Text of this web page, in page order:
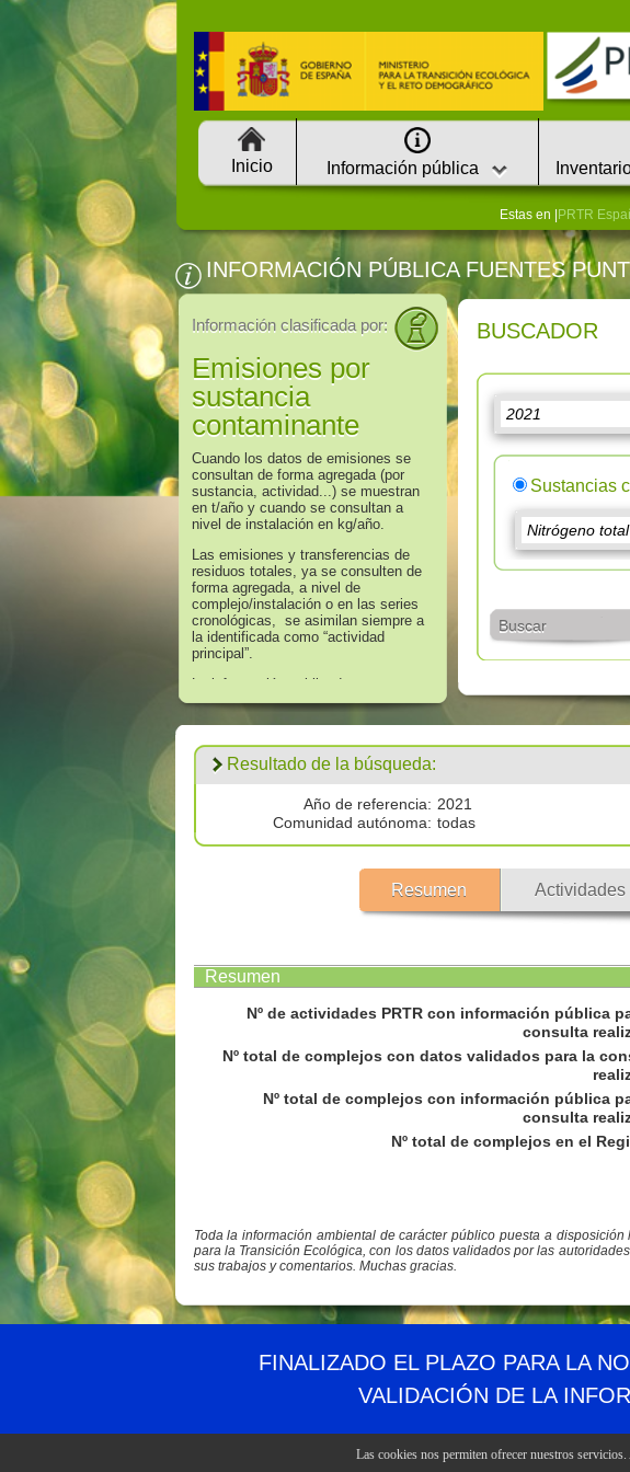
Inicio Información pública
Estas en | PRTR
INFORMACIÓN PÚBLICA FUENTES
Información clasificada por:
Emisiones por
sustancia
contaminante
Cuando los datos de emisiones se
consultan de forma agregada (por
sustancia, actividad...) se muestran
en t/año y cuando se consultan a
nivel de instalación en kg/año.
Las emisiones y transferencias de
residuos totales, ya se consulten de
forma agregada, a nivel de
complejo/instalación o en las series
cronológicas, se asimilan siempre a
la identificada como “actividad
principal”.
La información publicada en
referencia a los años 2008 hasta
establecidos en el Anexo II “Lista de
Sustancias” del Real Decreto
508/2007, de 20 de abril, que regula
el suministro de información sobre
emisiones del Reglamento E - PRTR
y de las autorizaciones ambientales
integradas.
Los datos publicados respecto al
todas las
emisiones por encima de cero
BUSCADOR
Sustancias
Buscar
Resultado de la búsqueda:
Año de referencia: 2021
Comunidad autónoma: todas
Resumen Actividades
Resumen
Nº de actividades PRTR con información pública
consulta
Nº total de complejos con datos validados para la
Nº total de complejos con información pública
consulta
Nº total de complejos en el
Toda la información ambiental de carácter público puesta a
para la Transición Ecológica, con los datos validados por las
sus trabajos y comentarios. Muchas gracias.
Ministerio para la Transición Ecológica y el Reto Demográfico
FINALIZADO EL PLAZO PARA LA
VALIDACIÓN DE LA
Las cookies nos permiten ofrecer nuestros